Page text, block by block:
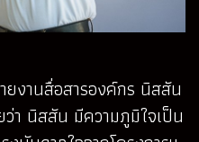
งานสื่อสารองค์กร นิสสัน
ว่า นิสสัน มีความภูมิใจเป็น